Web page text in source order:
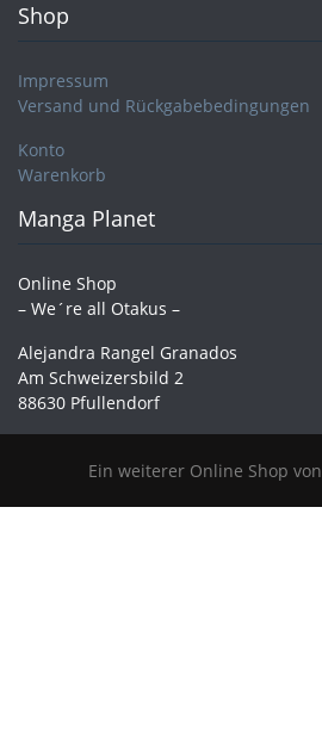
Shop
Impressum
Versand und Rückgabebedingungen
Konto
Warenkorb
Manga Planet
Online Shop
– We´re all Otakus –
Alejandra Rangel Granados
Am Schweizersbild 2
88630 Pfullendorf
Ein weiterer Online Shop von